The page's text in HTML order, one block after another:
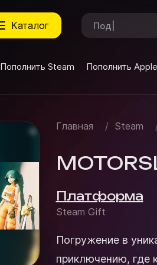
каталог
Пополнить Steam Пополнить Apple
Главная / Steam
Платформа
Steam Gift
Погружение в уникальный игровой
приключению, где